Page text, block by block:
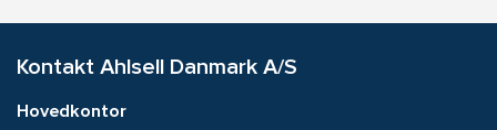
Kontakt Ahlsell Danmark A/S
Hovedkontor